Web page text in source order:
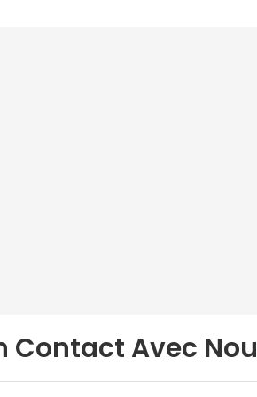
Contact Avec